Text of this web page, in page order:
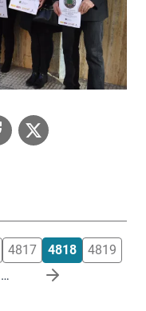
4817 4818
4819
…